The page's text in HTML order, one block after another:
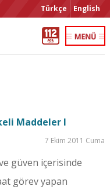
Türkçe English
Maddeler I
7 Ekim 2011 Cuma
güven içerisinde
görev yapan